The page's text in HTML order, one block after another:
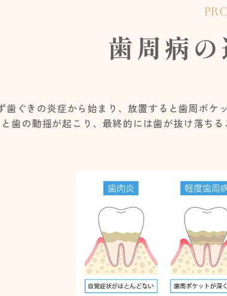
歯周病
歯ぐきの炎症から始まり、放置すると歯周ポ
歯の動揺が起こり、最終的には歯が抜け落ち